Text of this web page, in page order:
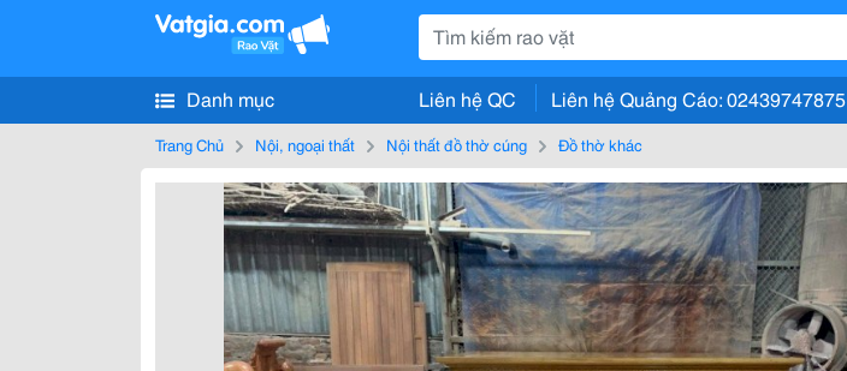
Danh mục Liên hệ QC Liên hệ Quảng Cáo: 02439747875
Trang Chủ Nội, ngoại thất Nội thất đồ thờ cúng Đồ thờ khác